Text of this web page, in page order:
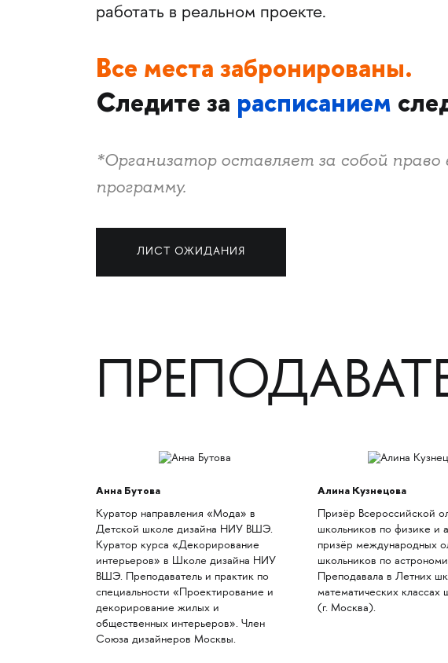
работать в реальном проекте.
Все места забронированы.
Следите за расписанием
*Организатор оставляет за собой право
программу.
ЛИСТ ОЖИДАНИЯ
Анна Бутова
Куратор направления «Мода» в
Детской школе дизайна НИУ ВШЭ.
Куратор курса «Декорирование
интерьеров» в Школе дизайна НИУ
ВШЭ. Преподаватель и практик по
специальности «Проектирование и
декорирование жилых и
общественных интерьеров». Член
Союза дизайнеров Москвы.
Алина Кузнецова
Призёр Всероссийской
школьников по физике и
призёр международных
школьников по
Преподавала в Летних
математических
(г. Москва).